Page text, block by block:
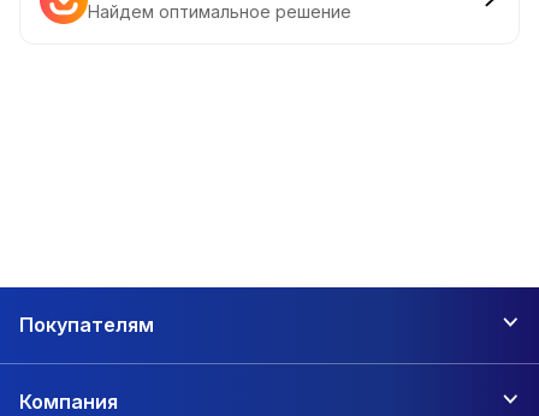
Найдем оптимальное решение
Покупателям
Компания